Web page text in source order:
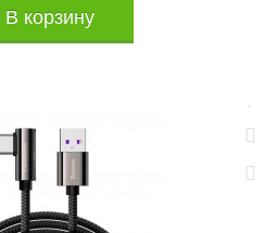
В корзину